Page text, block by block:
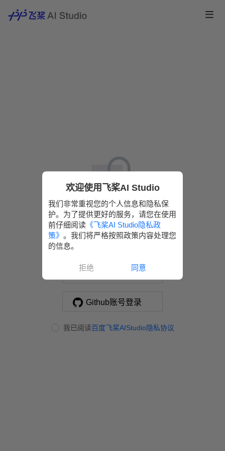
该操作需要登陆，请选择以下方式
百度商业账号登录
Github账号登录
我已阅读百度飞桨AIStudio隐私协议
欢迎使用飞桨AI Studio
我们非常重视您的个人信息和隐私保
护。为了提供更好的服务，请您在使用
前仔细阅读 《飞桨AI Studio隐私政
策》 。我们将严格按照政策内容处理您
的信息。
拒绝 同意